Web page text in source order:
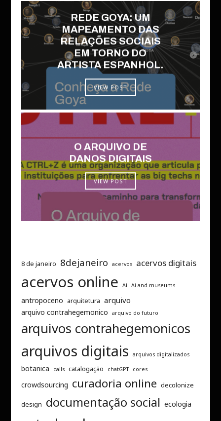
REDE GOYA: UM
MAPEAMENTO DAS
RELAÇÕES SOCIAIS
EM TORNO DO
ARTISTA ESPANHOL.
VIEW POST
O ARQUIVO DE
DANOS DIGITAIS
VIEW POST
8 de janeiro 8dejaneiro acervos acervos digitais
acervos online Ai Ai and museums
antropoceno arquitetura arquivo
arquivo contrahegemonico arquivo do futuro
arquivos contrahegemonicos
arquivos digitais arquivos digitalizados
botanica calls catalogação chatGPT cores
crowdsourcing curadoria online decolonize
design documentação social ecologia